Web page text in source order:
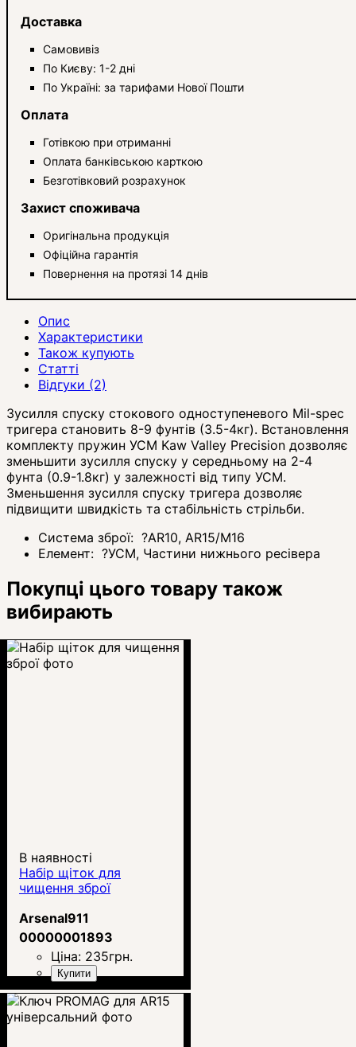
Доставка
Самовивіз
По Києву: 1-2 дні
По Україні: за тарифами Нової Пошти
Оплата
Готівкою при отриманні
Оплата банківською карткою
Безготівковий розрахунок
Захист споживача
Оригінальна продукція
Офіційна гарантія
Повернення на протязі 14 днів
Опис
Характеристики
Також купують
Статті
Відгуки (2)
Зусилля спуску стокового одноступеневого Mil-spec
тригера становить 8-9 фунтів (3.5-4кг). Встановлення
комплекту пружин УСМ Kaw Valley Precision дозволяє
зменьшити зусилля спуску у середньому на 2-4
фунта (0.9-1.8кг) у залежності від типу УСМ.
Зменьшення зусилля спуску тригера дозволяє
підвищити швидкість та стабільність стрільби.
Система зброї: ?AR10, AR15/M16
Елемент: ?УСМ, Частини нижнього ресівера
Покупці цього товару також
вибирають
В наявності
Набір щіток для
чищення зброї
Arsenal911
00000001893
Ціна: 235грн.
Купити